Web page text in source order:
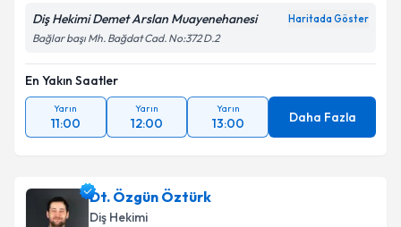
Diş Hekimi Demet Arslan Muayenehanesi Haritada Göster
Bağlar başı Mh. Bağdat Cad. No:372 D.2
En Yakın Saatler
Yarın
11:00
Yarın
12:00
Yarın
13:00 Daha Fazla
Dt. Özgün Öztürk
Diş Hekimi